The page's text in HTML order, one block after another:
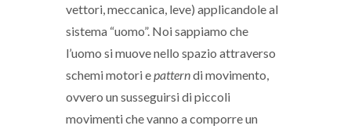
vettori, meccanica, leve) applicandole al
sistema “uomo”. Noi sappiamo che
l’uomo si muove nello spazio attraverso
schemi motori e patterndi movimento,
ovvero un susseguirsi di piccoli
movimenti che vanno a comporre un